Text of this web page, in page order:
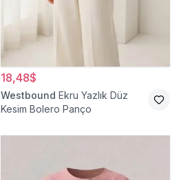
18,48$
Westbound Ekru Yazlık Düz
Kesim Bolero Panço